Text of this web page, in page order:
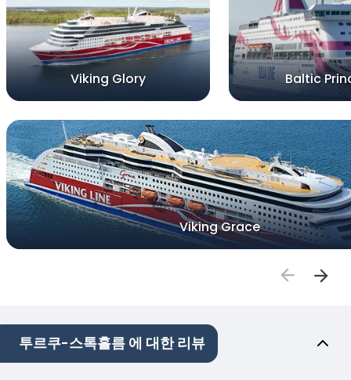
Viking Glory Baltic
Viking Grace
투르쿠-스톡홀름 에 대한 리뷰